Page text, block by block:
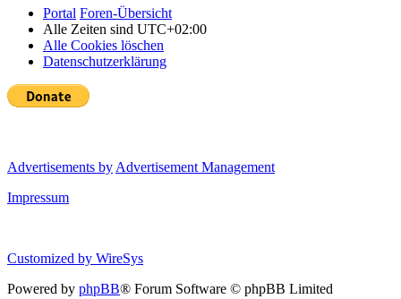
Portal Foren-Übersicht
Alle Zeiten sind UTC+02:00
Alle Cookies löschen
Datenschutzerklärung
Advertisements by Advertisement Management
Impressum
Customized by WireSys
Powered by phpBB® Forum Software © phpBB Limited